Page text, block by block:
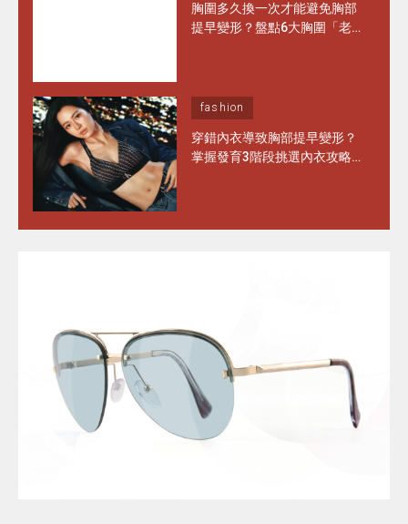
胸圍多久換一次才能避免胸部
提早變形？盤點6大胸圍「老
fashion
穿錯內衣導致胸部提早變形？
掌握發育3階段挑選內衣攻略